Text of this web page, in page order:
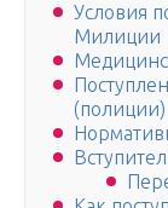
Условия
Милиции
(полиции)